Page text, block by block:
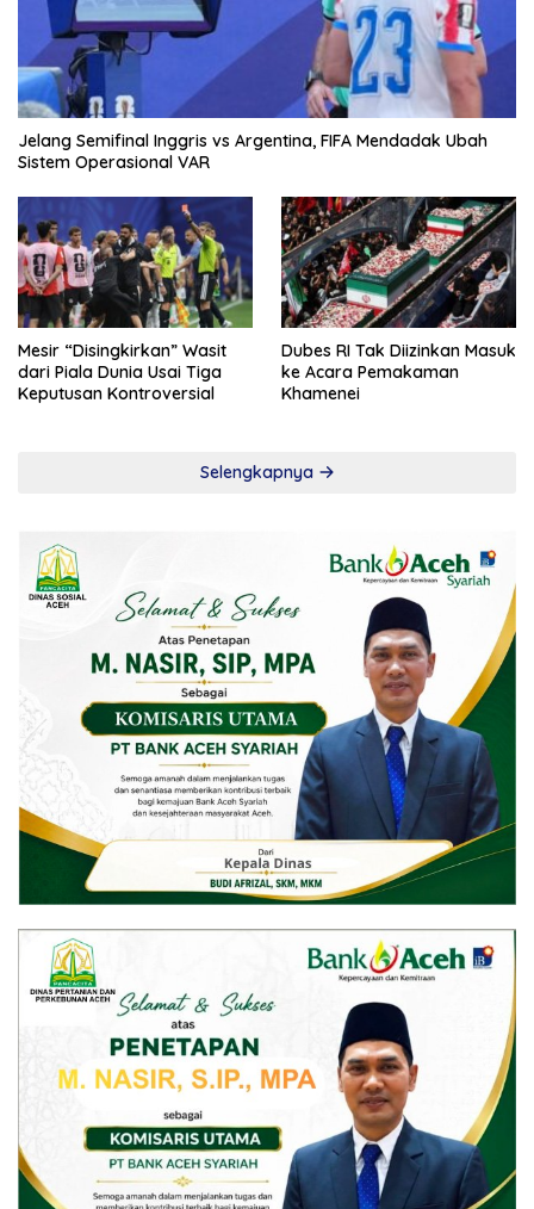
Jelang Semifinal Inggris vs Argentina, FIFA Mendadak Ubah
Sistem Operasional VAR
Mesir “Disingkirkan” Wasit
dari Piala Dunia Usai Tiga
Keputusan Kontroversial
Dubes RI Tak Diizinkan Masuk
ke Acara Pemakaman
Khamenei
Selengkapnya